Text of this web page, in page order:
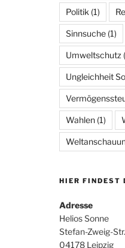
Politik (1)
Sinnsuche (1)
Umweltschutz
Ungleichheit
Wahlen (1)
HIER FINDEST
Adresse
Helios Sonne
Stefan-Zweig-
04178 Leipzig